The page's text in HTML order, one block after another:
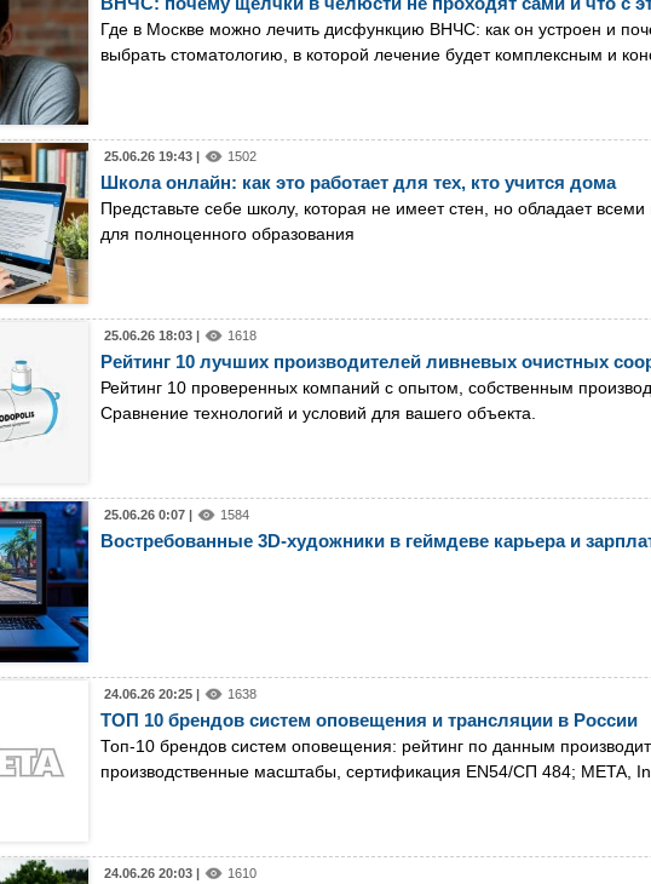
Где в Москве можно лечить дисфункцию ВНЧС: как он устроен и
выбрать стоматологию, в которой лечение будет комплексным и
25.06.26 19:43 | 1502
Школа онлайн: как это работает для тех, кто учится дома
Представьте себе школу, которая не имеет стен, но обладает
для полноценного образования
25.06.26 18:03 | 1618
Рейтинг 10 лучших производителей ливневых очистных
Рейтинг 10 проверенных компаний с опытом, собственным
Сравнение технологий и условий для вашего объекта.
25.06.26 0:07 | 1584
Востребованные 3D-художники в геймдеве карьера и
24.06.26 20:25 | 1638
ТОП 10 брендов систем оповещения и трансляции в России
Топ‑10 брендов систем оповещения: рейтинг по данным
производственные масштабы, сертификация EN54/СП 484; META,
24.06.26 20:03 | 1610